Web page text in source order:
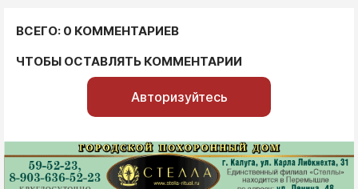
ВСЕГО: 0 КОММЕНТАРИЕВ
ЧТОБЫ ОСТАВЛЯТЬ КОММЕНТАРИИ
Авторизуйтесь